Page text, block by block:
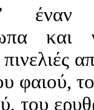
έναν
και
πινελιές
φαιού,
του